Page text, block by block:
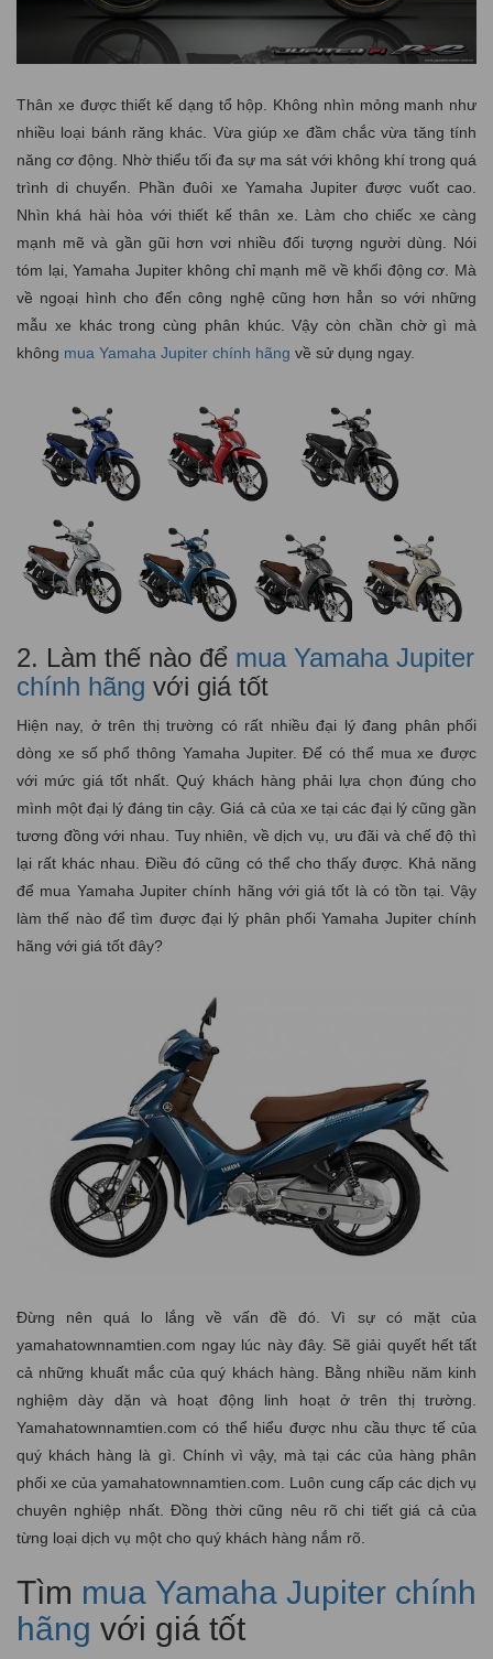
Thân xe được thiết kế dạng tổ hộp. Không nhìn mỏng manh như
nhiều loại bánh răng khác. Vừa giúp xe đầm chắc vừa tăng tính
năng cơ động. Nhờ thiểu tối đa sự ma sát với không khí trong quá
trình di chuyển. Phần đuôi xe Yamaha Jupiter được vuốt cao.
Nhìn khá hài hòa với thiết kế thân xe. Làm cho chiếc xe càng
mạnh mẽ và gần gũi hơn vơi nhiều đối tượng người dùng. Nói
tóm lại, Yamaha Jupiter không chỉ mạnh mẽ về khối động cơ. Mà
về ngoại hình cho đến công nghệ cũng hơn hẳn so với những
mẫu xe khác trong cùng phân khúc. Vậy còn chần chờ gì mà
không mua Yamaha Jupiter chính hãng về sử dụng ngay.
2. Làm thế nào để mua Yamaha Jupiter
chính hãng với giá tốt
Hiện nay, ở trên thị trường có rất nhiều đại lý đang phân phối
dòng xe số phổ thông Yamaha Jupiter. Để có thể mua xe được
với mức giá tốt nhất. Quý khách hàng phải lựa chọn đúng cho
mình một đại lý đáng tin cậy. Giá cả của xe tại các đại lý cũng gần
tương đồng với nhau. Tuy nhiên, về dịch vụ, ưu đãi và chế độ thì
lại rất khác nhau. Điều đó cũng có thể cho thấy được. Khả năng
để mua Yamaha Jupiter chính hãng với giá tốt là có tồn tại. Vậy
làm thế nào để tìm được đại lý phân phối Yamaha Jupiter chính
hãng với giá tốt đây?
Đừng nên quá lo lắng về vấn đề đó. Vì sự có mặt của
yamahatownnamtien.com ngay lúc này đây. Sẽ giải quyết hết tất
cả những khuất mắc của quý khách hàng. Bằng nhiều năm kinh
nghiệm dày dặn và hoạt động linh hoạt ở trên thị trường.
Yamahatownnamtien.com có thể hiểu được nhu cầu thực tế của
quý khách hàng là gì. Chính vì vậy, mà tại các của hàng phân
phối xe của yamahatownnamtien.com. Luôn cung cấp các dịch vụ
chuyên nghiệp nhất. Đồng thời cũng nêu rõ chi tiết giá cả của
từng loại dịch vụ một cho quý khách hàng nắm rõ.
Tìm mua Yamaha Jupiter chính
hãng với giá tốt